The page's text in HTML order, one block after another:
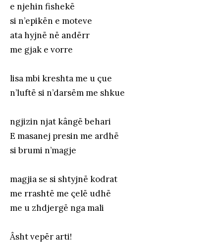
e njehin fishekë
si n’epikën e moteve
ata hyjnë në andërr
me gjak e vorre
lisa mbi kreshta me u çue
n’luftë si n’darsëm me shkue
ngjizin njat kângë behari
E masanej presin me ardhë
si brumi n’magje
magjia se si shtyjnë kodrat
me rrashtë me çelë udhë
me u zhdjergë nga mali
Âsht vepër arti!